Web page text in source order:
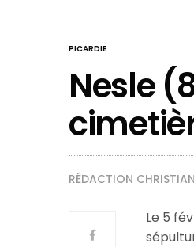
PICARDIE
Nesle
RÉDACTION
Le 5